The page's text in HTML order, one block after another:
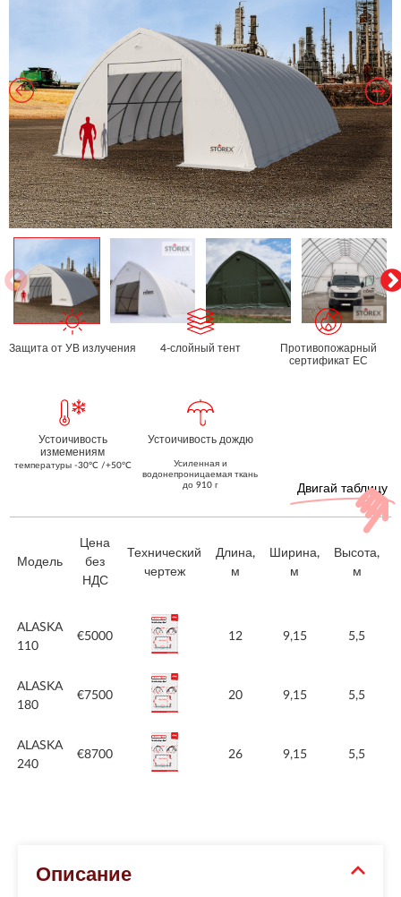
Защита от УВ излучения 4-слойный тент
Противопожарный
сертификат ЕС
Устоичивость
измемениям
температуры -30°C /+50°C
Устоичивость дождю
Усиленная и
водонепроницаемая ткань
до 910 г
Двигай таблицу
Модель
Цена
без
НДС
Технический
чертеж
Длина,
м
Ширина,
м
Высота,
м
без
Технический
чертеж
м
м
м
ALASKA
110
€5000 12 9,15 5,5
ALASKA
180
€7500 20 9,15 5,5
ALASKA
240
€8700 26 9,15 5,5
Описание